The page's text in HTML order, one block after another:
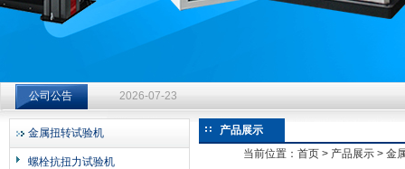
公司公告 2026-07-23
钻杆扭转试验台选型指南：从额定扭矩到加载频率的工况适配
2026-07-23
金属扭转试验机
螺栓抗扭力试验机
产品展示
当前位置： 首页 > 产品展示 > 金